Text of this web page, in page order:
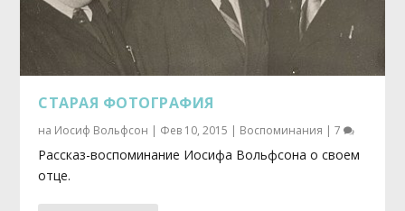
СТАРАЯ ФОТОГРАФИЯ
на Иосиф Вольфсон | Фев 10, 2015 | Воспоминания |7
Рассказ-воспоминание Иосифа Вольфсона о своем
отце.